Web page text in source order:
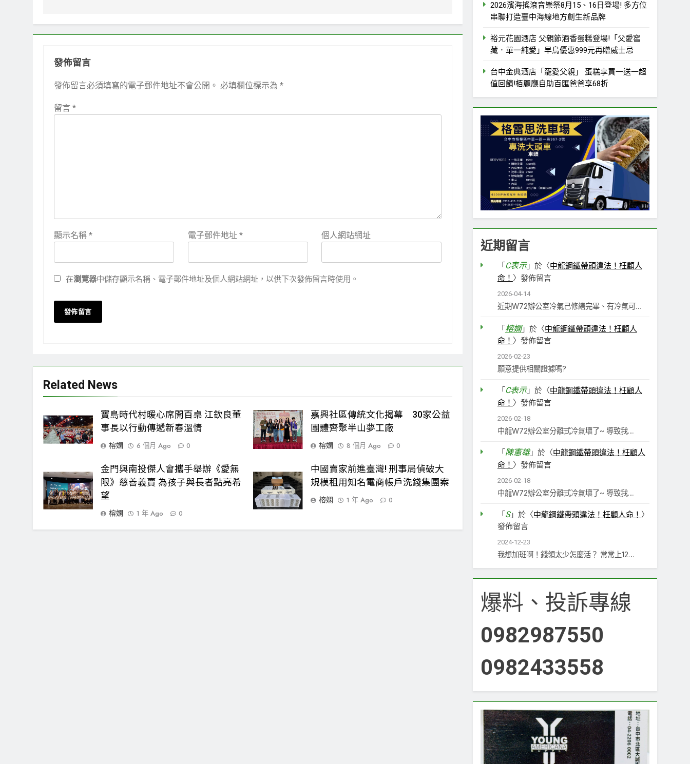
覽
發佈留言
發佈留言必須填寫的電子郵件地址不會公開。 必填欄位標示為 *
留言 *
顯示名稱 * 電子郵件地址 * 個人網站網址
在瀏覽器中儲存顯示名稱、電子郵件地址及個人網站網址，以供下次發佈留言時使用。
Related News
寶島時代村暖心席開百桌 江欽良董
事長以行動傳遞新春溫情
榕嫻
6 個月 Ago 0
嘉興社區傳統文化揭幕 30家公益
團體齊聚半山夢工廠
榕嫻
8 個月 Ago 0
金門與南投傑人會攜手舉辦《愛無
限》慈善義賣 為孩子與長者點亮希
望
榕嫻
1 年 Ago 0
中國賣家前進臺灣! 刑事局偵破大
規模租用知名電商帳戶洗錢集團案
榕嫻
1 年 Ago 0
2026濱海搖滾音樂祭8月15、16日登場! 多方位
串聯打造臺中海線地方創生新品牌
裕元花園酒店 父親節酒香蛋糕登場!「父愛窖
藏．單一純愛」早鳥優惠999元再贈威士忌
台中金典酒店「寵愛父親」 蛋糕享買一送一超
值回饋!栢麗廳自助百匯爸爸享68折
近期留言
「 C表示」於〈中龍鋼鐵帶頭違法！枉顧人
命！ 〉發佈留言
2026-04-14
近期W72辦公室冷氣己修繕完畢、有冷氣可…
「 榕嫻」於〈中龍鋼鐵帶頭違法！枉顧人
命！ 〉發佈留言
2026-02-23
願意提供相關證據嗎?
「 C表示」於〈中龍鋼鐵帶頭違法！枉顧人
命！ 〉發佈留言
2026-02-18
中龍W72辦公室分離式冷氣壞了~ 導致我…
「 陳憲雄」於〈中龍鋼鐵帶頭違法！枉顧人
命！ 〉發佈留言
2026-02-18
中龍W72辦公室分離式冷氣壞了~ 導致我…
「 S」於〈中龍鋼鐵帶頭違法！枉顧人命！ 〉
發佈留言
2024-12-23
我想加班啊！錢領太少怎麼活？ 常常上12…
爆料、投訴專線
0982987550
0982433558